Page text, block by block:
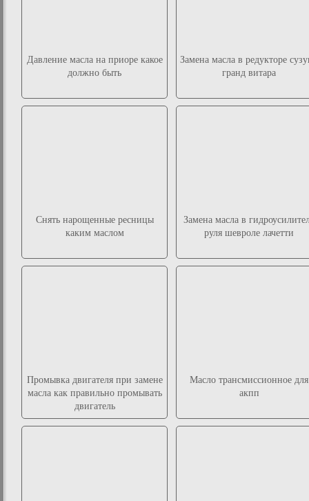
Давление масла на приоре какое
должно быть
Замена масла в редукторе
гранд витара
Снять нарощенные ресницы
каким маслом
Замена масла в
руля шевроле лачетти
Промывка двигателя при замене
масла как правильно промывать
двигатель
Масло трансмиссионное для
акпп